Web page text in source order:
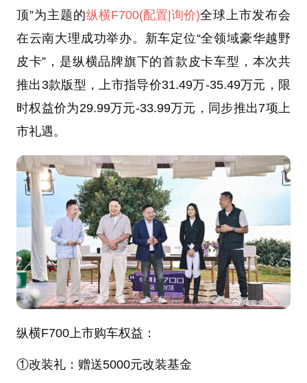
顶”为主题的纵横F700(配置 |询价)全球上市发布会
在云南大理成功举办。新车定位“全领域豪华越野
皮卡”，是纵横品牌旗下的首款皮卡车型，本次共
推出3款版型，上市指导价31.49万-35.49万元，限
时权益价为29.99万元-33.99万元，同步推出7项上
市礼遇。
纵横F700上市购车权益：
①改装礼：赠送5000元改装基金